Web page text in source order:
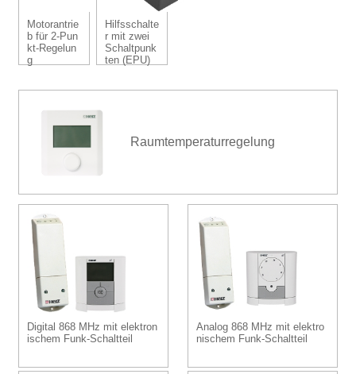
Motorantrie
b für 2-Pun
kt-Regelun
g
Hilfsschalte
r mit zwei
Schaltpunk
ten (EPU)
Raumtemperaturregelung
Digital 868 MHz mit elektron
ischem Funk-Schaltteil
Analog 868 MHz mit elektro
nischem Funk-Schaltteil